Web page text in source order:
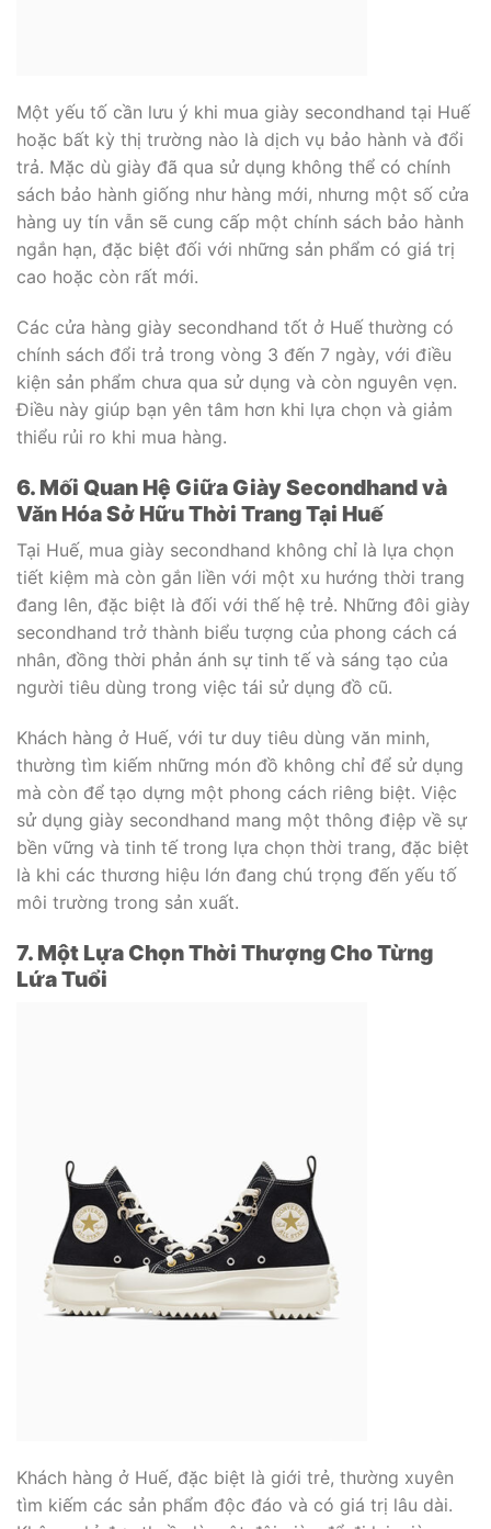
Một yếu tố cần lưu ý khi mua giày secondhand tại Huế
hoặc bất kỳ thị trường nào là dịch vụ bảo hành và đổi
trả. Mặc dù giày đã qua sử dụng không thể có chính
sách bảo hành giống như hàng mới, nhưng một số cửa
hàng uy tín vẫn sẽ cung cấp một chính sách bảo hành
ngắn hạn, đặc biệt đối với những sản phẩm có giá trị
cao hoặc còn rất mới.
Các cửa hàng giày secondhand tốt ở Huế thường có
chính sách đổi trả trong vòng 3 đến 7 ngày, với điều
kiện sản phẩm chưa qua sử dụng và còn nguyên vẹn.
Điều này giúp bạn yên tâm hơn khi lựa chọn và giảm
thiểu rủi ro khi mua hàng.
6. Mối Quan Hệ Giữa Giày Secondhand và
Văn Hóa Sở Hữu Thời Trang Tại Huế
Tại Huế, mua giày secondhand không chỉ là lựa chọn
tiết kiệm mà còn gắn liền với một xu hướng thời trang
đang lên, đặc biệt là đối với thế hệ trẻ. Những đôi giày
secondhand trở thành biểu tượng của phong cách cá
nhân, đồng thời phản ánh sự tinh tế và sáng tạo của
người tiêu dùng trong việc tái sử dụng đồ cũ.
Khách hàng ở Huế, với tư duy tiêu dùng văn minh,
thường tìm kiếm những món đồ không chỉ để sử dụng
mà còn để tạo dựng một phong cách riêng biệt. Việc
sử dụng giày secondhand mang một thông điệp về sự
bền vững và tinh tế trong lựa chọn thời trang, đặc biệt
là khi các thương hiệu lớn đang chú trọng đến yếu tố
môi trường trong sản xuất.
7. Một Lựa Chọn Thời Thượng Cho Từng
Lứa Tuổi
Khách hàng ở Huế, đặc biệt là giới trẻ, thường xuyên
tìm kiếm các sản phẩm độc đáo và có giá trị lâu dài.